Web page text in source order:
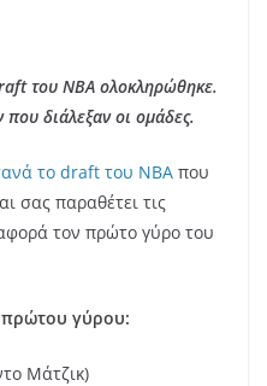
του ΝΒΑ ολοκληρώθηκε.
διάλεξαν οι ομάδες.
το draft του NBA που
σας παραθέτει τις
τον πρώτο γύρο του
πρώτου γύρου:
Μάτζικ)